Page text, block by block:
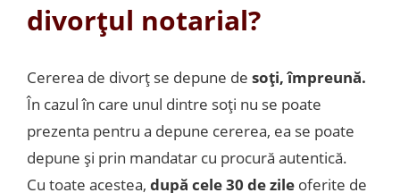
divorțul notarial?
Cererea de divorț se depune de soți, împreună.
În cazul în care unul dintre soți nu se poate
prezenta pentru a depune cererea, ea se poate
depune și prin mandatar cu procură autentică.
Cu toate acestea, după cele 30 de zile oferite de